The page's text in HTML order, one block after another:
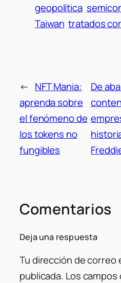
geopolítica
Taiwan tratados
← NFT Mania:
aprenda sobre
el fenómeno de
los tokens no
fungibles
De
Comentarios
Deja una respuesta
Tu dirección de correo
publicada. Los